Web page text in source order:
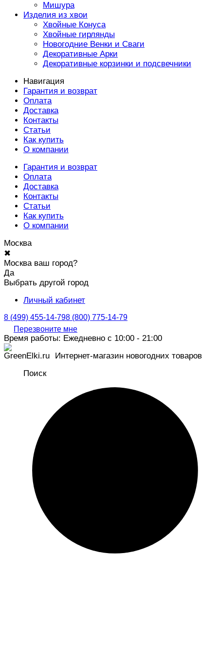
Мишура
Изделия из хвои
Хвойные Конуса
Хвойные гирлянды
Новогодние Венки и Сваги
Декоративные Арки
Декоративные корзинки и подсвечники
Навигация
Гарантия и возврат
Оплата
Доставка
Контакты
Статьи
Как купить
О компании
Гарантия и возврат
Оплата
Доставка
Контакты
Статьи
Как купить
О компании
Москва
✖
Москва ваш город?
Да
Выбрать другой город
Личный кабинет
8 (499) 455-14-798 (800) 775-14-79
Перезвоните мне
Время работы: Ежедневно с 10:00 - 21:00
Интернет-магазин новогодних товаров
Поиск